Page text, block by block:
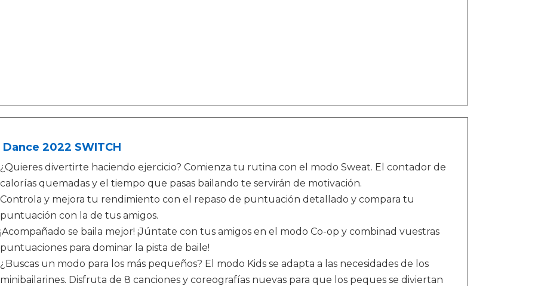
2022 SWITCH
¿Quieres divertirte haciendo ejercicio? Comienza tu rutina con el modo Sweat. El contador de
calorías quemadas y el tiempo que pasas bailando te servirán de motivación.
Controla y mejora tu rendimiento con el repaso de puntuación detallado y compara tu
puntuación con la de tus amigos.
¡Acompañado se baila mejor! ¡Júntate con tus amigos en el modo Co-op y combinad vuestras
puntuaciones para dominar la pista de baile!
¿Buscas un modo para los más pequeños? El modo Kids se adapta a las necesidades de los
minibailarines. Disfruta de 8 canciones y coreografías nuevas para que los peques se diviertan